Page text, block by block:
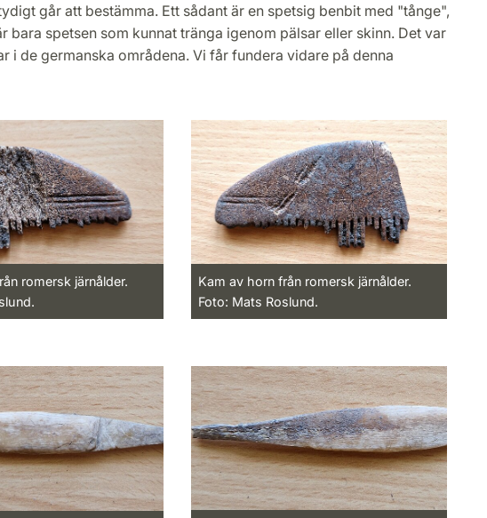
går att bestämma. Ett sådant är en spetsig benbit med "tånge",
bara spetsen som kunnat tränga igenom pälsar eller skinn. Det var
de germanska områdena. Vi får fundera vidare på denna
romersk järnålder.
Kam av horn från romersk järnålder.
Foto: Mats Roslund.